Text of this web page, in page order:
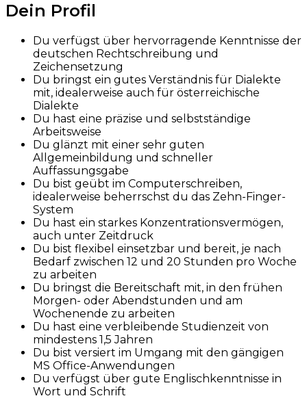
Dein Profil
Du verfügst über hervorragende Kenntnisse der
deutschen Rechtschreibung und
Zeichensetzung
Du bringst ein gutes Verständnis für Dialekte
mit, idealerweise auch für österreichische
Dialekte
Du hast eine präzise und selbstständige
Arbeitsweise
Du glänzt mit einer sehr guten
Allgemeinbildung und schneller
Auffassungsgabe
Du bist geübt im Computerschreiben,
idealerweise beherrschst du das Zehn-Finger-
System
Du hast ein starkes Konzentrationsvermögen,
auch unter Zeitdruck
Du bist flexibel einsetzbar und bereit, je nach
Bedarf zwischen 12 und 20 Stunden pro Woche
zu arbeiten
Du bringst die Bereitschaft mit, in den frühen
Morgen- oder Abendstunden und am
Wochenende zu arbeiten
Du hast eine verbleibende Studienzeit von
mindestens 1,5 Jahren
Du bist versiert im Umgang mit den gängigen
MS Office-Anwendungen
Du verfügst über gute Englischkenntnisse in
Wort und Schrift